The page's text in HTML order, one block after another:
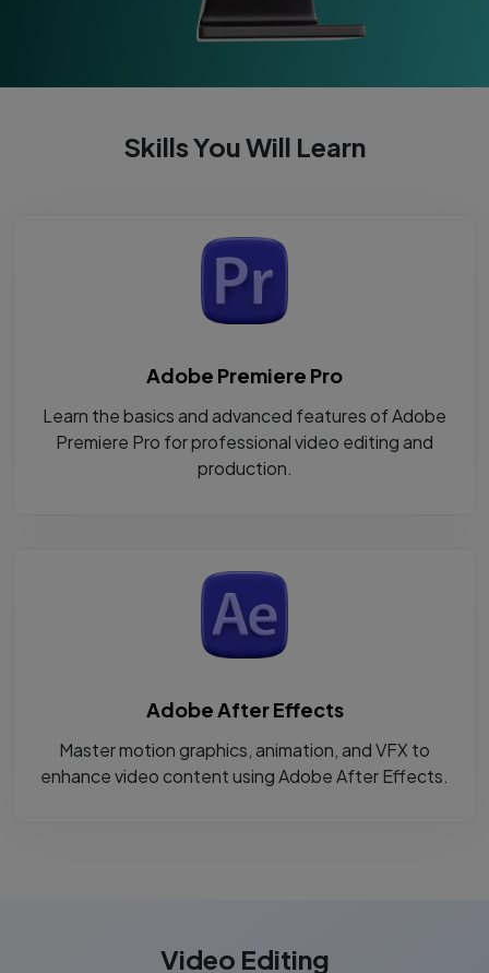
Skills You Will Learn
Adobe Premiere Pro
Learn the basics and advanced features of Adobe
Premiere Pro for professional video editing and
production.
Adobe After Effects
Master motion graphics, animation, and VFX to
enhance video content using Adobe After Effects.
Video Editing